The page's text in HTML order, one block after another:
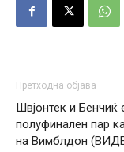
Претходна објава
Швјонтек и Бенчиќ
полуфинален пар
на Вимблдон